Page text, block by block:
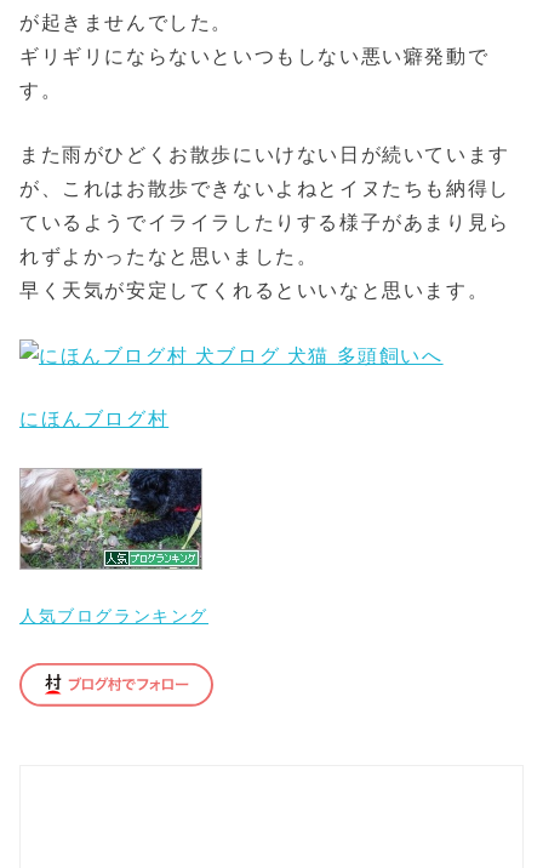
が起きませんでした。
ギリギリにならないといつもしない悪い癖発動で
す。
また雨がひどくお散歩にいけない日が続いています
が、これはお散歩できないよねとイヌたちも納得し
ているようでイライラしたりする様子があまり見ら
れずよかったなと思いました。
早く天気が安定してくれるといいなと思います。
にほんブログ村
人気ブログランキング